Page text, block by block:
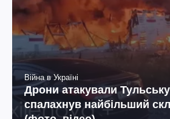
Війна в Україні
Дрони атакували
спалахнув найбільший